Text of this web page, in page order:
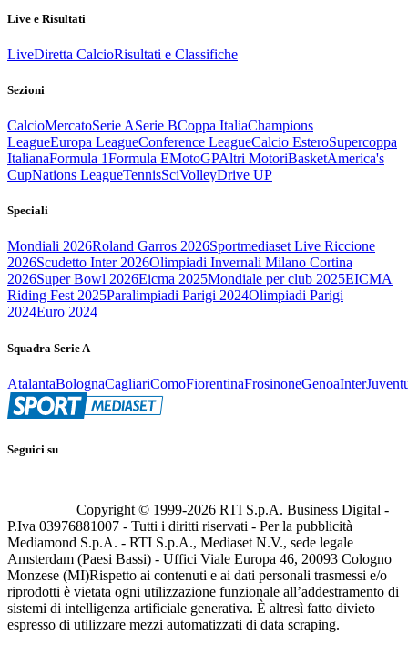
Live e Risultati
LiveDiretta CalcioRisultati e Classifiche
Sezioni
CalcioMercatoSerie ASerie BCoppa ItaliaChampions
LeagueEuropa LeagueConference LeagueCalcio EsteroSupercoppa
ItalianaFormula 1Formula EMotoGPAltri MotoriBasketAmerica's
CupNations LeagueTennisSciVolleyDrive UP
Speciali
Mondiali 2026Roland Garros 2026Sportmediaset Live Riccione
2026Scudetto Inter 2026Olimpiadi Invernali Milano Cortina
2026Super Bowl 2026Eicma 2025Mondiale per club 2025EICMA
Riding Fest 2025Paralimpiadi Parigi 2024Olimpiadi Parigi
2024Euro 2024
Squadra Serie A
AtalantaBolognaCagliariComoFiorentinaFrosinoneGenoaInter
Seguici su
Copyright © 1999-2026 RTI S.p.A. Business Digital -
P.Iva 03976881007 - Tutti i diritti riservati - Per la pubblicità
Mediamond S.p.A. - RTI S.p.A., Mediaset N.V., sede legale
Amsterdam (Paesi Bassi) - Uffici Viale Europa 46, 20093 Cologno
Monzese (MI)Rispetto ai contenuti e ai dati personali trasmessi e/o
riprodotti è vietata ogni utilizzazione funzionale all’addestramento di
sistemi di intelligenza artificiale generativa. È altresì fatto divieto
espresso di utilizzare mezzi automatizzati di data scraping.